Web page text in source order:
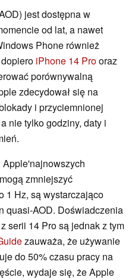
jest dostępna w
od lat, a nawet
Phone również
iPhone 14 Prooraz
porównywalną
zdecydował się na
i przyciemnionej
nie tylko godziny, daty i
zmniejszyć
1 Hz, są wystarczająco
quasi-AOD. Doświadczenia
serii 14 Pro są jednak z tym
zauważa, że używanie
do 50% czasu pracy na
wydaje się, że Apple